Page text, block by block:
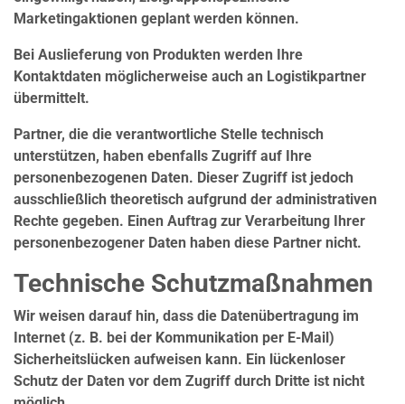
Marketingaktionen geplant werden können.
Bei Auslieferung von Produkten werden Ihre
Kontaktdaten möglicherweise auch an Logistikpartner
übermittelt.
Partner, die die verantwortliche Stelle technisch
unterstützen, haben ebenfalls Zugriff auf Ihre
personenbezogenen Daten. Dieser Zugriff ist jedoch
ausschließlich theoretisch aufgrund der administrativen
Rechte gegeben. Einen Auftrag zur Verarbeitung Ihrer
personenbezogener Daten haben diese Partner nicht.
Technische Schutzmaßnahmen
Wir weisen darauf hin, dass die Datenübertragung im
Internet (z. B. bei der Kommunikation per E-Mail)
Sicherheitslücken aufweisen kann. Ein lückenloser
Schutz der Daten vor dem Zugriff durch Dritte ist nicht